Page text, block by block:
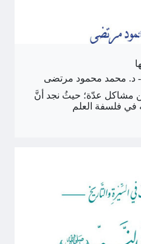
- د. محمد محمود مرتضى
مشاكل عدّة؛ حيثُ نجد أنَّ
فلسفة العلم